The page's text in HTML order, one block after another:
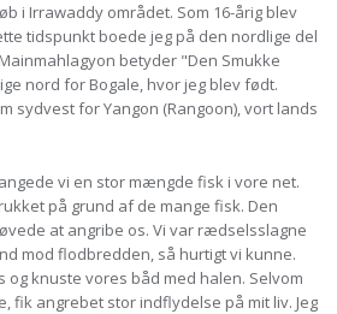
i Irrawaddy området. Som 16-årig blev
tidspunkt boede jeg på den nordlige del
betyder "Den Smukke
nord for Bogale, hvor jeg blev født.
sydvest for Yangon (Rangoon), vort lands
vi en stor mængde fisk i vore net.
på grund af de mange fisk. Den
at angribe os. Vi var rædselsslagne
mod flodbredden, så hurtigt vi kunne.
knuste vores båd med halen. Selvom
fik angrebet stor indflydelse på mit liv. Jeg